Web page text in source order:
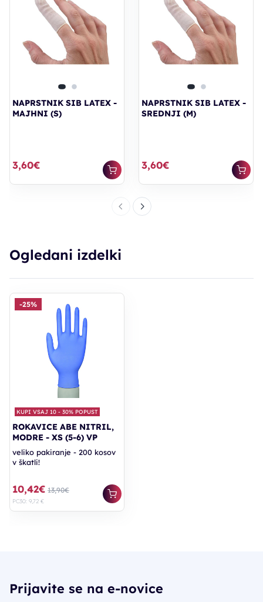
NAPRSTNIK SIB LATEX -
MAJHNI (S)
3,60€
NAPRSTNIK SIB LATEX -
SREDNJI (M)
3,60€
Ogledani izdelki
KUPI VSAJ 10 - 30% POPUST
-25%
ROKAVICE ABE NITRIL,
MODRE - XS (5-6) VP
veliko pakiranje - 200 kosov
v škatli!
10,42€ 13,90€
PC30: 9,72 €
Prijavite se na e-novice